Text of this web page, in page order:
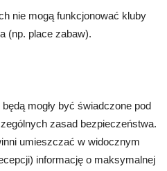
nie mogą funkcjonować kluby
(np. place zabaw).
mogły być świadczone pod
zasad bezpieczeństwa.
umieszczać w widocznym
informację o maksymalnej